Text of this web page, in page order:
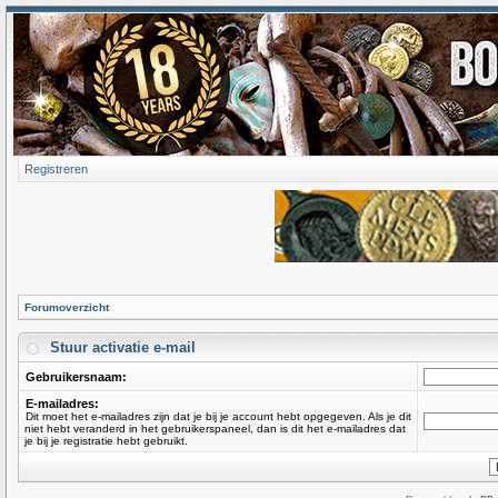
Registreren
Forumoverzicht
Stuur activatie e-mail
Gebruikersnaam:
E-mailadres:
Dit moet het e-mailadres zijn dat je bij je account hebt opgegeven. Als je dit
niet hebt veranderd in het gebruikerspaneel, dan is dit het e-mailadres dat
je bij je registratie hebt gebruikt.